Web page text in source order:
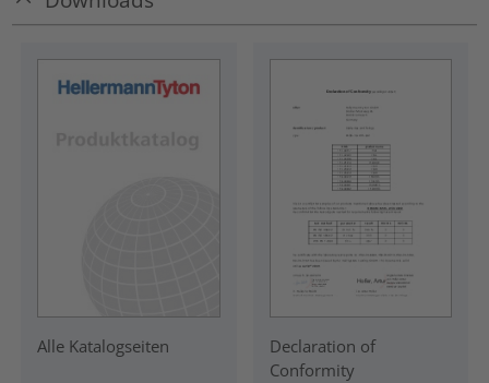
Alle Katalogseiten
Declaration of
Conformity